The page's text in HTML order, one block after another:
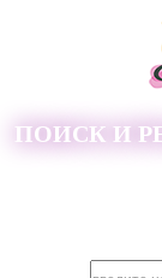
ПОИСК И